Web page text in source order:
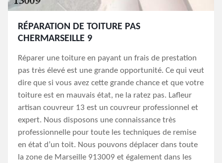
RÉPARATION DE TOITURE PAS
CHERMARSEILLE 9
Réparer une toiture en payant un frais de prestation
pas très élevé est une grande opportunité. Ce qui veut
dire que si vous avez cette grande chance et que votre
toiture est en mauvais état, ne la ratez pas. Lafleur
artisan couvreur 13 est un couvreur professionnel et
expert. Nous disposons une connaissance très
professionnelle pour toute les techniques de remise
en état d’un toit. Nous pouvons déplacer dans toute
la zone de Marseille 913009 et également dans les